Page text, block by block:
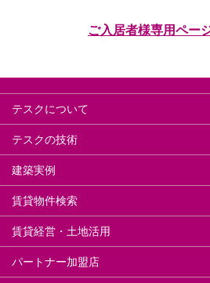
ご入居者様専用ペー
テスクについて
テスクの技術
建築実例
賃貸物件検索
賃貸経営・土地活用
パートナー加盟店